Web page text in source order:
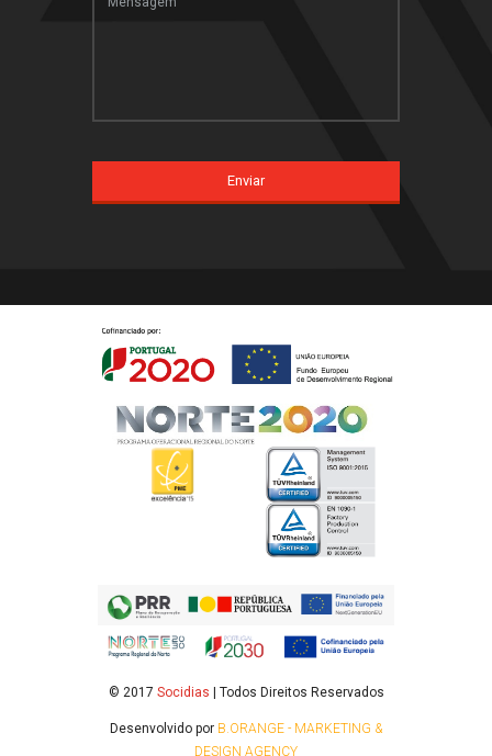
Enviar
© 2017 Socidias | Todos Direitos Reservados
Desenvolvido por B.ORANGE - MARKETING &
DESIGN AGENCY